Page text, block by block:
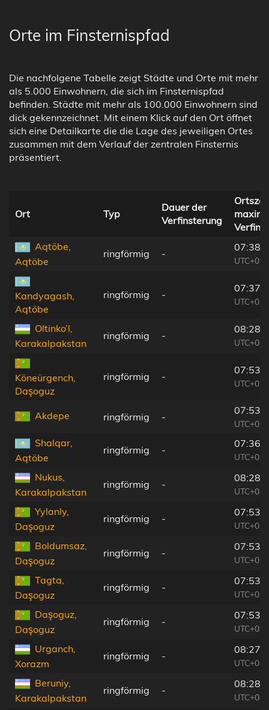
Orte im Finsternispfad
Die nachfolgene Tabelle zeigt Städte und Orte mit mehr
als 5.000 Einwohnern, die sich im Finsternispfad
befinden. Städte mit mehr als 100.000 Einwohnern sind
dick gekennzeichnet. Mit einem Klick auf den Ort öffnet
sich eine Detailkarte die die Lage des jeweiligen Ortes
zusammen mit dem Verlauf der zentralen Finsternis
präsentiert.
Ort Typ
Dauer der
Verfinsterung
Aqtöbe,
Aqtöbe
ringförmig -
Kandyagash,
Aqtöbe
ringförmig -
Oltinko’l,
Karakalpakstan
ringförmig -
Köneürgench,
Daşoguz
ringförmig -
Akdepe ringförmig -
Shalqar,
Aqtöbe
ringförmig -
Nukus,
Karakalpakstan
ringförmig -
Yylanly,
Daşoguz
ringförmig -
Boldumsaz,
Daşoguz
ringförmig -
Tagta,
Daşoguz
ringförmig -
Daşoguz,
Daşoguz
ringförmig -
Urganch,
Xorazm
ringförmig -
Beruniy,
Karakalpakstan
ringförmig -